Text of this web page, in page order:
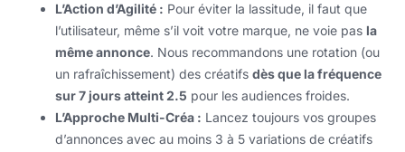
L’Action d’Agilité : Pour éviter la lassitude, il faut que
l’utilisateur, même s’il voit votre marque, ne voie pas la
même annonce. Nous recommandons une rotation (ou
un rafraîchissement) des créatifsdès que la fréquence
sur 7 jours atteint 2.5 pour les audiences froides.
L’Approche Multi-Créa : Lancez toujours vos groupes
d’annonces avec au moins 3 à 5 variations de créatifs